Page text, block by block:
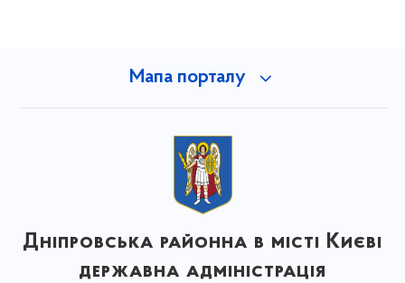
Мапа порталу
Дніпровська районна в місті Києві
державна адміністрація